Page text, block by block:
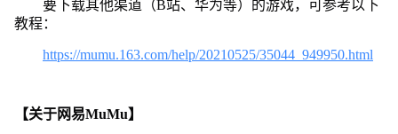
要下载其他渠道（B站、华为等）的游戏，可参考以下
教程：
https://mumu.163.com/help/20210525/35044_949950.html
【关于网易MuMu】